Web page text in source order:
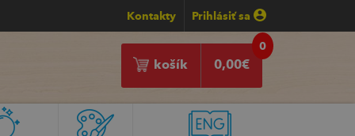
Kontakty Prihlásiť sa
0
0,00€
košík